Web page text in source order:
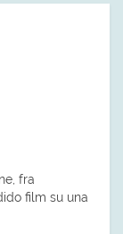
fra
film su una